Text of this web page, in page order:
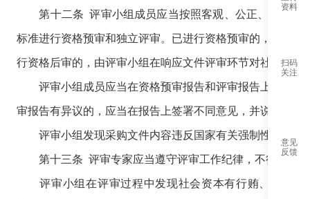
第十二条 评审小组成员应当按照客观、公正、审慎的
标准进行资格预审和独立评审。已进行资格预审的，评审
行资格后审的，由评审小组在响应文件评审环节对社会资
评审小组成员应当在资格预审报告和评审报告上签字，
审报告有异议的，应当在报告上签署不同意见，并说明理
评审小组发现采购文件内容违反国家有关强制性规定的
第十三条 评审专家应当遵守评审工作纪律，不得泄露
评审小组在评审过程中发现社会资本有行贿、提供虚
资料
扫码
关注
意见
反馈